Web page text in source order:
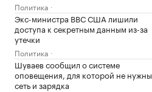
Политика
Экс-министра ВВС США лишили
доступа к секретным данным из-за
утечки
Политика
Шуваев сообщил о системе
оповещения, для которой не нужны
сеть и зарядка